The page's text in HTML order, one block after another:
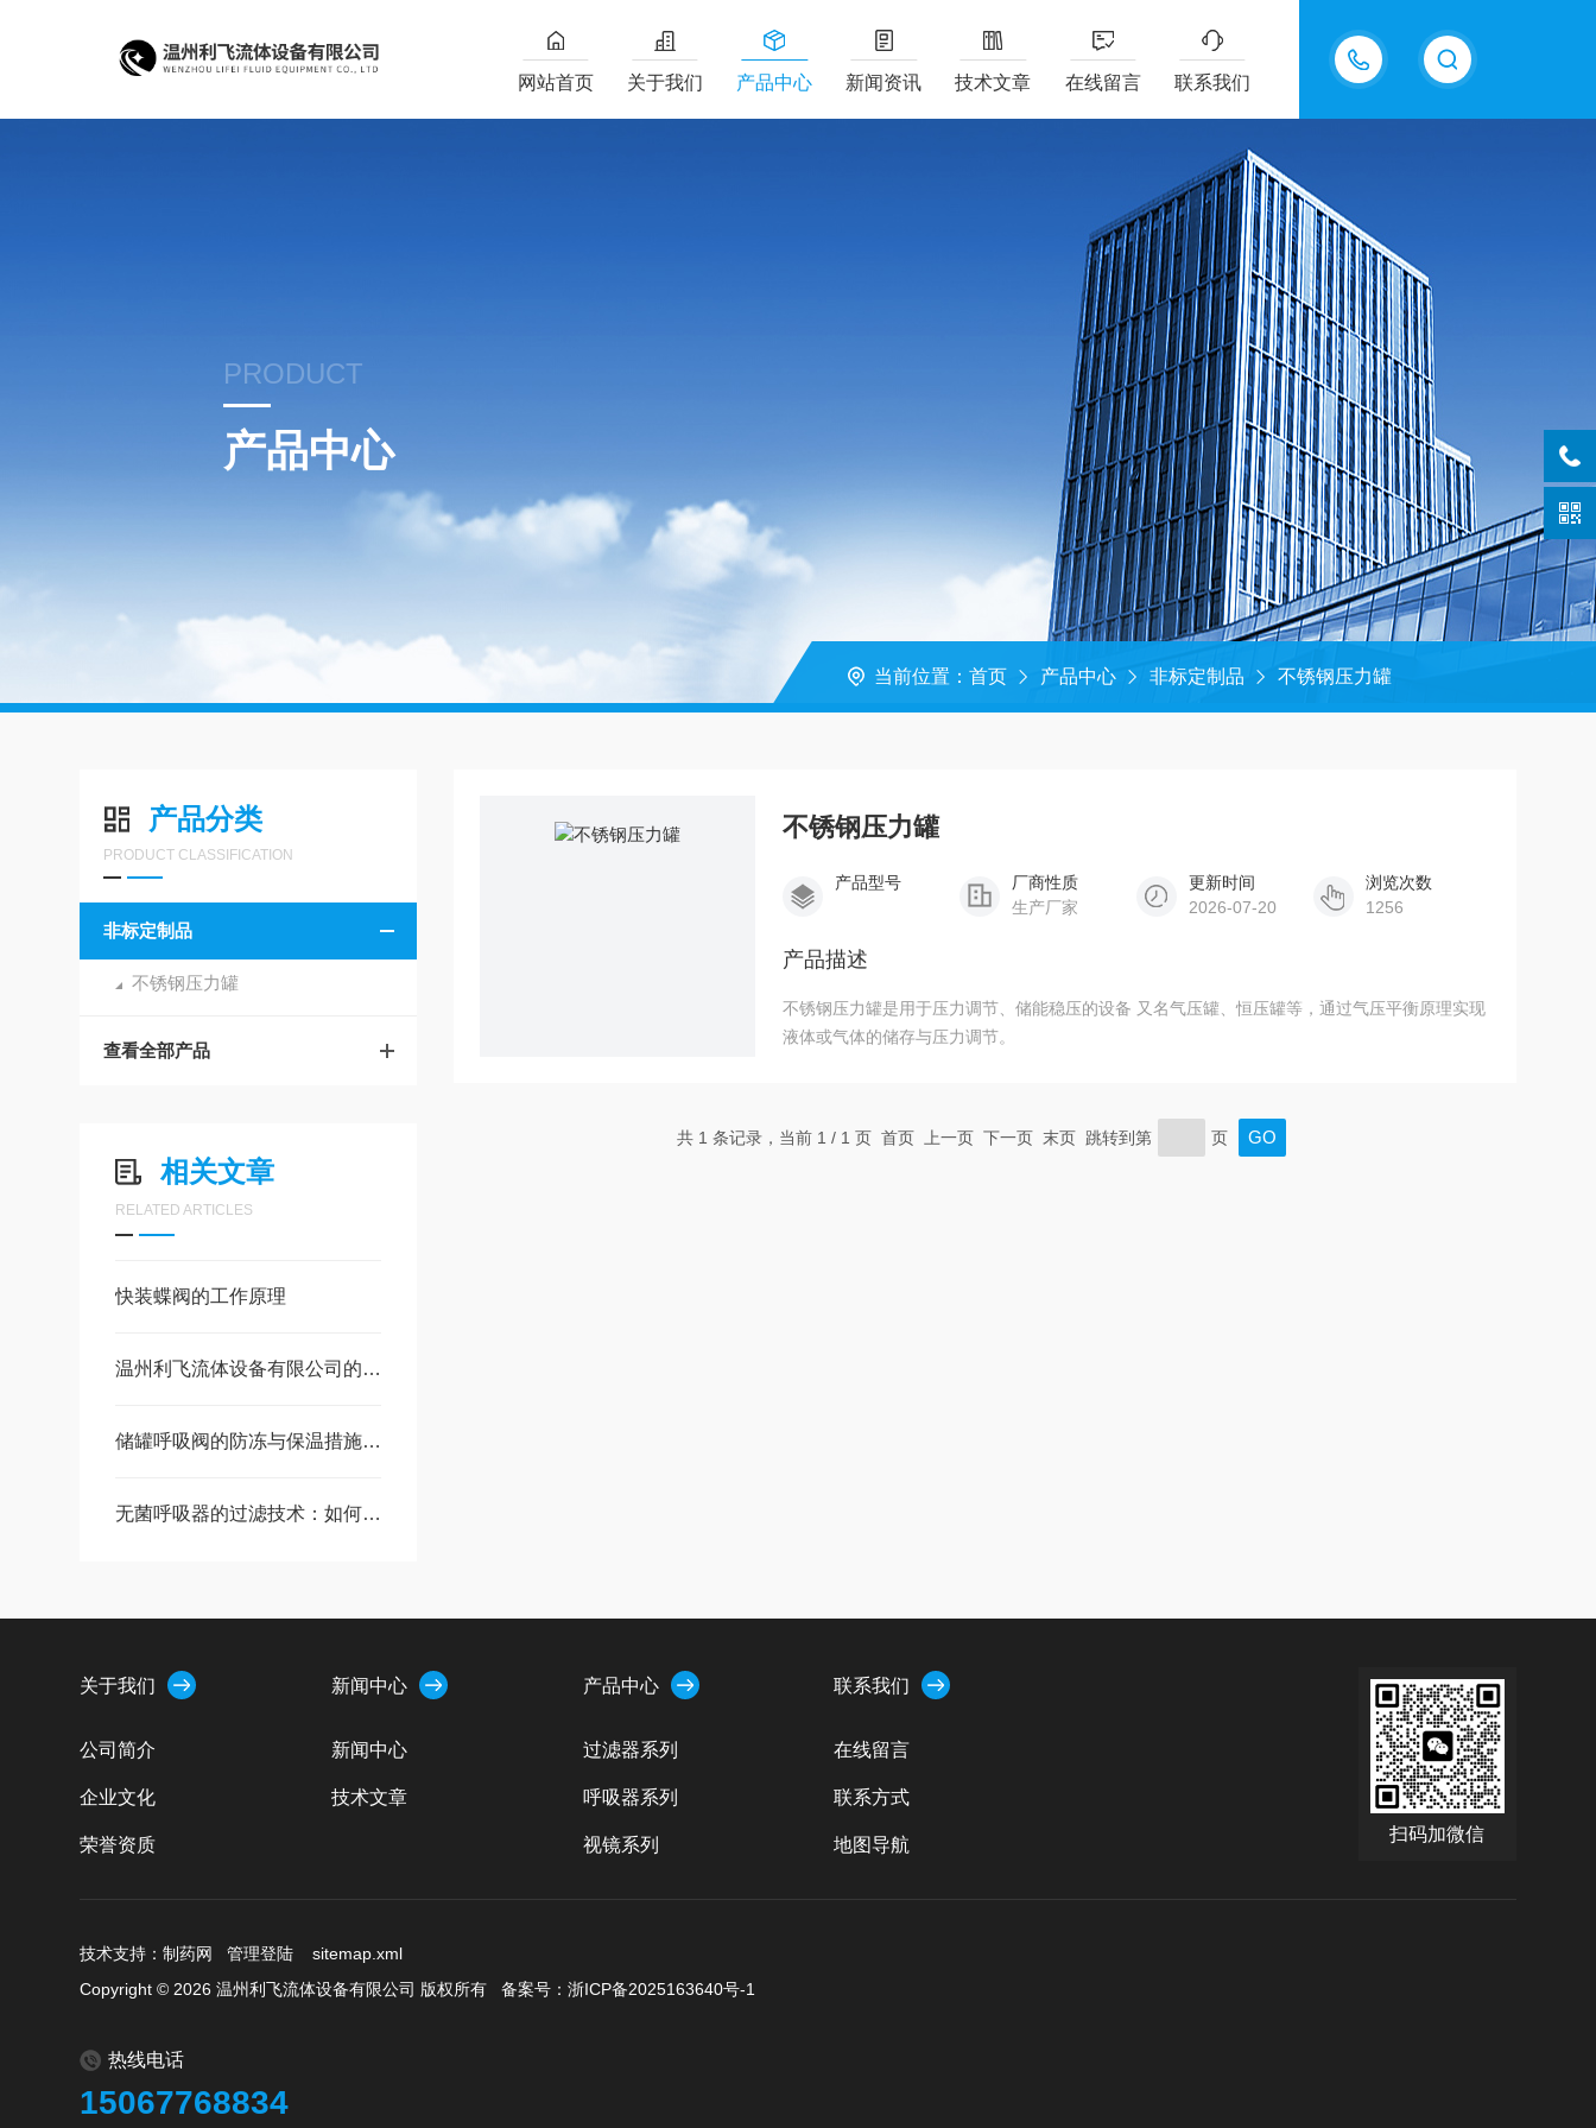
15067768834
网站首页 关于我们 产品中心 新闻资讯 技术文章 在线留言 联系我们
PRODUCT
产品中心
当前位置： 首页 产品中心 非标定制品 不锈钢压力罐
产品分类
PRODUCT CLASSIFICATION
非标定制品
不锈钢压力罐
查看全部产品
相关文章
RELATED ARTICLES
快装蝶阀的工作原理
温州利飞流体设备有限公司的技术实力与创新
储罐呼吸阀的防冻与保温措施（冬季维护指南）
无菌呼吸器的过滤技术：如何有效阻隔病菌？
不锈钢压力罐
产品型号
厂商性质
生产厂家
更新时间
2026-07-20
浏览次数
1256
产品描述
不锈钢压力罐是用于压力调节、储能稳压的设备 又名气压罐、恒压罐等，通过气压平衡原理实现
液体或气体的储存与压力调节。
共 1 条记录，当前 1 / 1 页 首页 上一页 下一页 末页 跳转到第 页
关于我们
公司简介
企业文化
荣誉资质
新闻中心
新闻中心
技术文章
产品中心
过滤器系列
呼吸器系列
视镜系列
阀门系列
联系我们
在线留言
联系方式
地图导航
扫码加微信
技术支持：制药网 管理登陆
sitemap.xml
Copyright © 2026 温州利飞流体设备有限公司 版权所有备案号：浙ICP备2025163640号-1
热线电话
15067768834